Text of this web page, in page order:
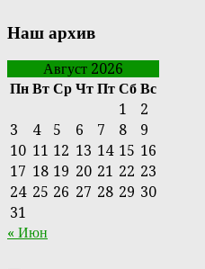
Наш архив
Август 2026
Пн Вт Ср Чт Пт Сб Вс
1
2
3
4 5 6 7 8
9
10 11 12 13 14 15 16
17 18 19 20 21 22 23
24 25 26 27 28 29 30
31
« Июн